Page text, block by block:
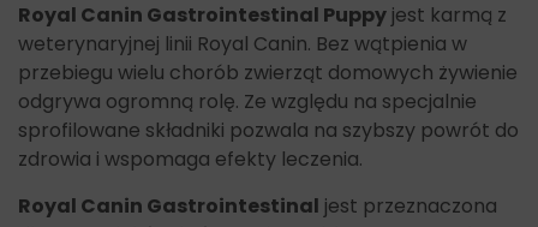
Royal Canin Gastrointestinal Puppy jest karmą z
weterynaryjnej linii Royal Canin. Bez wątpienia w
przebiegu wielu chorób zwierząt domowych żywienie
odgrywa ogromną rolę. Ze względu na specjalnie
sprofilowane składniki pozwala na szybszy powrót do
zdrowia i wspomaga efekty leczenia.
Royal Canin Gastrointestinal jest przeznaczona